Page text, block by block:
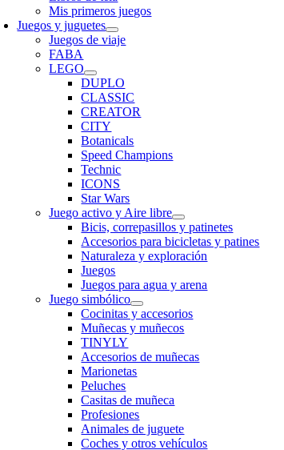
Mis primeros juegos
Juegos y juguetes
Juegos de viaje
FABA
LEGO
DUPLO
CLASSIC
CREATOR
CITY
Botanicals
Speed Champions
Technic
ICONS
Star Wars
Juego activo y Aire libre
Bicis, correpasillos y patinetes
Accesorios para bicicletas y patines
Naturaleza y exploración
Juegos
Juegos para agua y arena
Juego simbólico
Cocinitas y accesorios
Muñecas y muñecos
TINYLY
Accesorios de muñecas
Marionetas
Peluches
Casitas de muñeca
Profesiones
Animales de juguete
Coches y otros vehículos